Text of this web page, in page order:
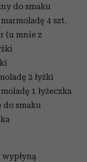
do smaku
4 szt.
(u mnie z
2 łyżki
1 łyżeczka
do smaku